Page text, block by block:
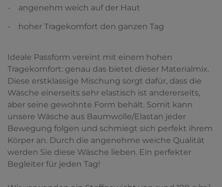
- angenehm weich auf der Haut
- hoher Tragekomfort den ganzen Tag
Ideale Passform vereint mit einem hohen
Tragekomfort: genau das bietet dieser Materialmix.
Diese erstklassige Mischung sorgt dafür, dass die
Wäsche einerseits sehr elastisch ist andererseits,
aber seine gewohnte Form behält. Somit kann
unsere Wäsche aus Baumwolle/Elastan jeder
Bewegung folgen und schmiegt sich perfekt ihrem
Körper an. Durch die angenehme weiche Qualität
werden Sie diese Wäsche lieben. Ein perfekter
Begleiter für jeden Tag!